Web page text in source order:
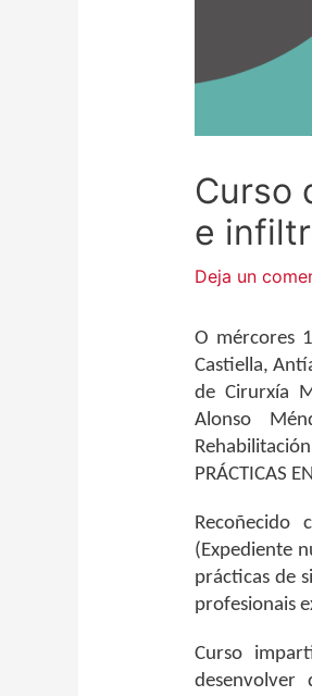
Curso
e
Deja un
O mércores
Castiella,
de Cirurxía
Alonso
PRÁCTICAS
Recoñecido
(Expediente
prácticas de
profesionais
Curso
desenvolver